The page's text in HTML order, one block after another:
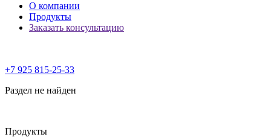
О компании
Продукты
Заказать консультацию
+7 925 815-25-33
Раздел не найден
Продукты